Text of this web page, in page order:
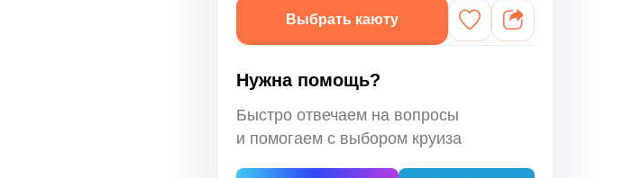
Выбрать каюту
Нужна помощь?
Быстро отвечаем на вопросы
и помогаем с выбором круиза